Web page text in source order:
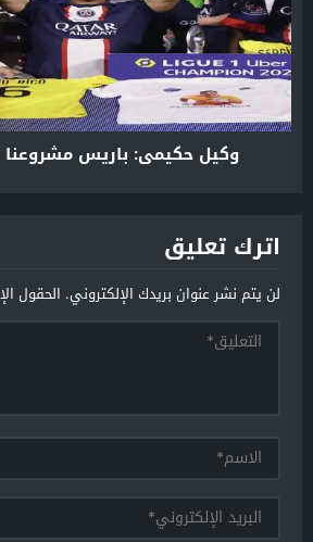
وكيل حكيمي: باريس مشروعنا
اترك تعليق
لن يتم نشر عنوان بريدك الإلكتروني. الحقول